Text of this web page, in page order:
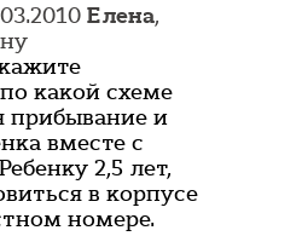
Елена,
какой схеме
прибывание и
вместе с
2,5 лет,
в корпусе
номере.